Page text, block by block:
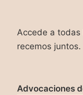
Accede a todas
recemos juntos.
Advocaciones